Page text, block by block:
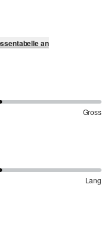
an
Gross
Lang